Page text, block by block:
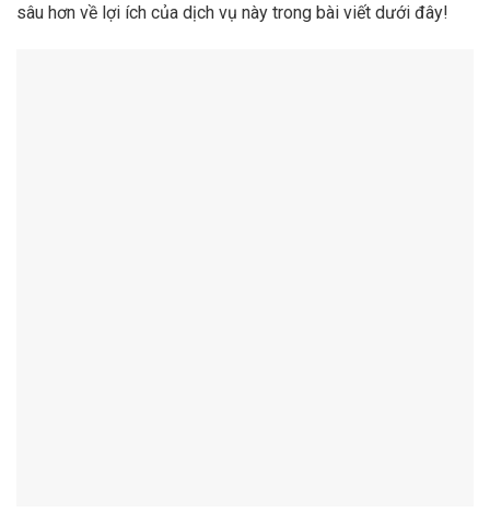
sâu hơn về lợi ích của dịch vụ này trong bài viết dưới đây!